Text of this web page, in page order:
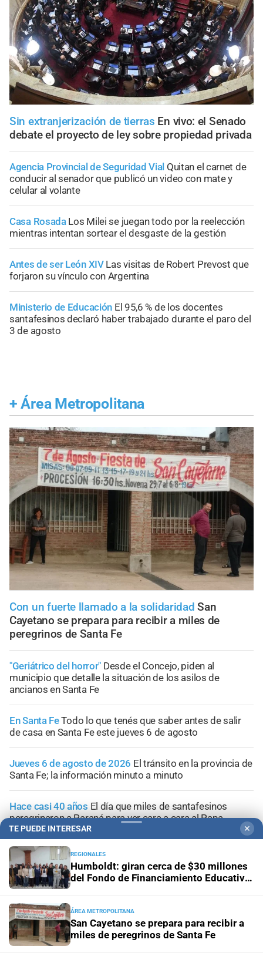
Sin extranjerización de tierras En vivo: el Senado
debate el proyecto de ley sobre propiedad privada
Agencia Provincial de Seguridad Vial Quitan el carnet de
conducir al senador que publicó un video con mate y
celular al volante
Casa Rosada Los Milei se juegan todo por la reelección
mientras intentan sortear el desgaste de la gestión
Antes de ser León XIV Las visitas de Robert Prevost que
forjaron su vínculo con Argentina
Ministerio de Educación El 95,6 % de los docentes
santafesinos declaró haber trabajado durante el paro del
3 de agosto
+ Área Metropolitana
Con un fuerte llamado a la solidaridad San
Cayetano se prepara para recibir a miles de
peregrinos de Santa Fe
"Geriátrico del horror" Desde el Concejo, piden al
municipio que detalle la situación de los asilos de
ancianos en Santa Fe
En Santa FeTodo lo que tenés que saber antes de salir
de casa en Santa Fe este jueves 6 de agosto
Jueves 6 de agosto de 2026 El tránsito en la provincia de
Santa Fe; la información minuto a minuto
Hace casi 40 años El día que miles de santafesinos
peregrinaron a Paraná para ver cara a cara al Papa
+Sucesos
TE PUEDE INTERESAR ✕
REGIONALES
Humboldt: giran cerca de $30 millones
del Fondo de Financiamiento Educativo
ÁREA METROPOLITANA
San Cayetano se prepara para recibir a
miles de peregrinos de Santa Fe